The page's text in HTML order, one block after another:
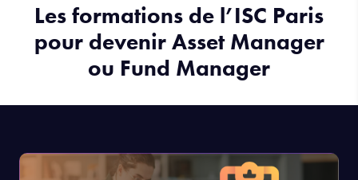
Les formations de l’ISC Paris
pour devenir Asset Manager
ou Fund Manager